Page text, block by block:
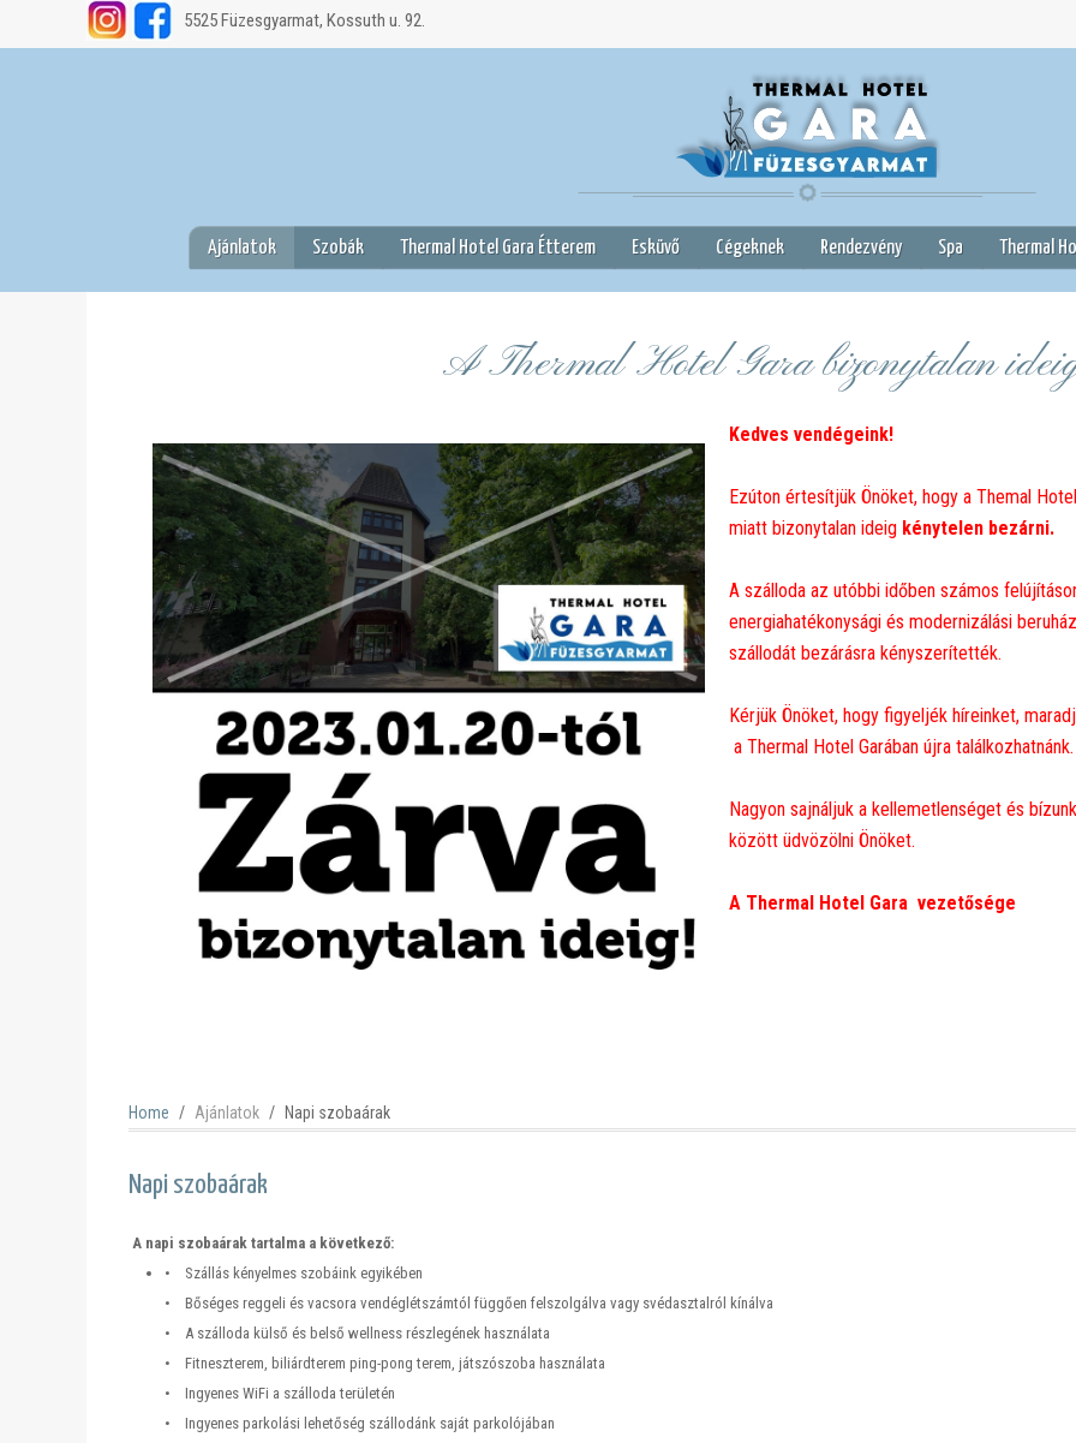
5525 Füzesgyarmat, Kossuth u. 92.
Ajánlatok Szobák Thermal Hotel Gara Étterem Esküvő Cégeknek Rendezvény Spa Thermal
A Thermal Hotel Gara bizonytalan
Kedves vendégeink!
Ezúton értesítjük Önöket, hogy a Themal
miatt bizonytalan ideig kénytelen bezárni.
A szálloda az utóbbi időben számos
energiahatékonysági és modernizálási
szállodát bezárásra kényszerítették.
Kérjük Önöket, hogy figyeljék híreinket,
a Thermal Hotel Garában újra találkozhatnánk.
Nagyon sajnáljuk a kellemetlenséget és
között üdvözölni Önöket.
A Thermal Hotel Gara vezetősége
Home Ajánlatok Napi szobaárak
Napi szobaárak
A napi szobaárak tartalma a következő:
• Szállás kényelmes szobáink egyikében
• Bőséges reggeli és vacsora vendéglétszámtól függően felszolgálva vagy svédasztalról kínálva
• A szálloda külső és belső wellness részlegének használata
• Fitneszterem, biliárdterem ping-pong terem, játszószoba használata
• Ingyenes WiFi a szálloda területén
• Ingyenes parkolási lehetőség szállodánk saját parkolójában